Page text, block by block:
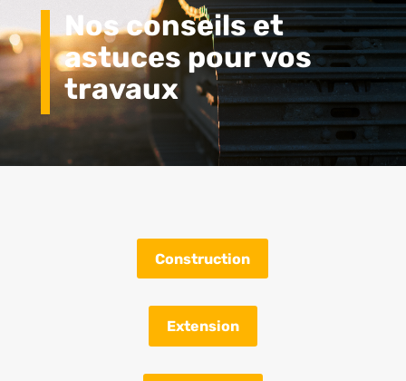
Nos conseils et
astuces pour vos
travaux
Construction
Extension